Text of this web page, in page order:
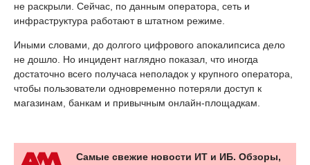
не раскрыли. Сейчас, по данным оператора, сеть и
инфраструктура работают в штатном режиме.
Иными словами, до долгого цифрового апокалипсиса дело
не дошло. Но инцидент наглядно показал, что иногда
достаточно всего получаса неполадок у крупного оператора,
чтобы пользователи одновременно потеряли доступ к
магазинам, банкам и привычным онлайн-площадкам.
Самые свежие новости ИТ и ИБ. Обзоры,